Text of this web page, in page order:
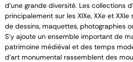
d’une grande diversité. Les collections
principalement sur les XIXe, XXe et XXIe
de dessins, maquettes, photographies
S’y ajoute un ensemble important de
patrimoine médiéval et des temps
d’art monumental rassemblent des